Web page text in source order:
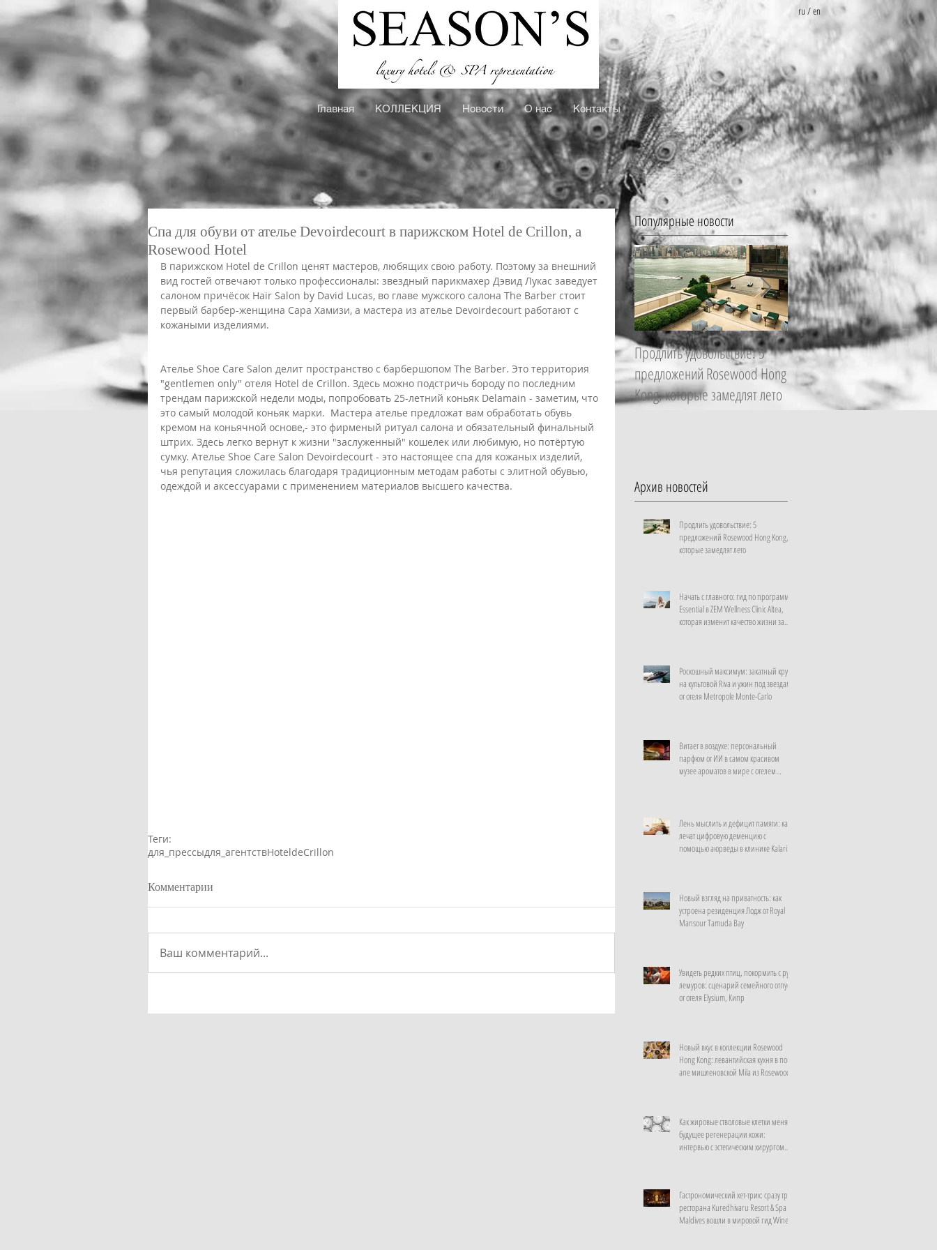
Главная КOЛЛЕКЦИЯ Новости О нас Контакты
ru /en
Спа для обуви от ателье Devoirdecourt в парижском Hotel de Crillon, a
Rosewood Hotel
В парижском Hotel de Crillon ценят мастеров, любящих свою работу. Поэтому за внешний
вид гостей отвечают только профессионалы: звездный парикмахер Дэвид Лукас заведует
салоном причёсок Hair Salon by David Lucas, во главе мужского салона The Barber стоит
первый барбер-женщина Сара Хамизи, а мастера из ателье Devoirdecourt работают с
кожаными изделиями.
Ателье Shoe Care Salon делит пространство с барбершопом The Barber. Это территория
"gentlemen only" отеля Hotel de Crillon. Здесь можно подстричь бороду по последним
трендам парижской недели моды, попробовать 25-летний коньяк Delamain - заметим, что
это самый молодой коньяк марки.  Мастера ателье предложат вам обработать обувь
кремом на коньячной основе,- это фирменый ритуал салона и обязательный финальный
штрих. Здесь легко вернут к жизни "заслуженный" кошелек или любимую, но потёртую
сумку. Ателье Shoe Care Salon Devoirdecourt - это настоящее спа для кожаных изделий,
чья репутация сложилась благодаря традиционным методам работы с элитной обувью,
одеждой и аксессуарами с применением материалов высшего качества.
Теги:
для_прессыдля_агентствHoteldeCrillon
Комментарии
Ваш комментарий...
Популярные новости
Продлить удовольствие: 5
предложений Rosewood Hong
Kong, которые замедлят лето
Начать с главного: гид по
программе Essential в ZEM
Wellness Clinic Altea, которая
изменит качество жизни за
Архив новостей
Продлить удовольствие: 5
предложений Rosewood Hong Kong,
которые замедлят лето
Начать с главного: гид по программе
Essential в ZEM Wellness Clinic Altea,
которая изменит качество жизни за
Роскошный максимум: закатный круиз
на культовой Riva и ужин под звездами
от отеля Metropole Monte-Carlo
Витает в воздухе: персональный
парфюм от ИИ в самом красивом
музее ароматов в мире с отелем
Лень мыслить и дефицит памяти: как
лечат цифровую деменцию с
помощью аюрведы в клинике Kalari
Новый взгляд на приватность: как
устроена резиденция Лодж от Royal
Mansour Tamuda Bay
Увидеть редких птиц, покормить с рук
лемуров: сценарий семейного отпуска
от отеля Elysium, Кипр
Новый вкус в коллекции Rosewood
Hong Kong: левантийская кухня в поп-
апе мишленовской Mila из Rosewood
Как жировые стволовые клетки меняют
будущее регенерации кожи:
интервью с эстетическим хирургом
Гастрономический хет-трик: сразу три
ресторана Kuredhivaru Resort & Spa
Maldives вошли в мировой гид Wine